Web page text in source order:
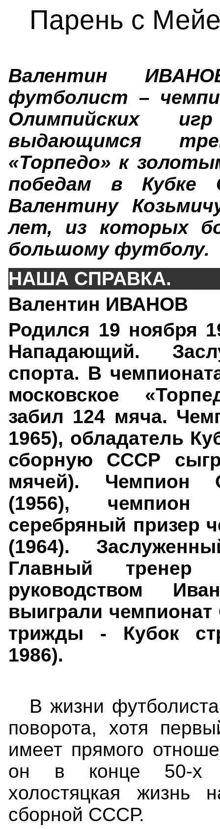
Парень с
Валентин
футболист –
Олимпийских
выдающимся
«Торпедо» к
победам в Кубке
Валентину
лет, из которых
большому футболу.
НАША СПРАВКА.
Валентин ИВАНОВ
Родился 19 ноября
Нападающий.
спорта. В
московское
забил 124 мяча.
1965), обладатель
сборную СССР
мячей). Чемпион
(1956), чемпион
серебряный призер
(1964).
Главный тренер
руководством
выиграли
трижды - Кубок
1986).
В жизни
поворота, хотя
имеет прямого
он в конце 50-х
холостяцкая жизнь
сборной СССР.